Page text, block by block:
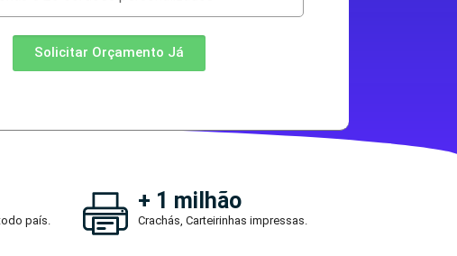
Solicitar Orçamento Já
país.
+ 1 milhão
Crachás, Carteirinhas impressas.